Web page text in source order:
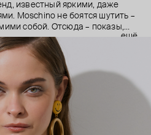
известный яркими, даже
Moschino не боятся шутить –
собой. Отсюда – показы,
событиями, вирусные
Кэти Перри в платье-люстре на
Gala в 2019 году?) и
кандидатами, от
практически
размером с ладонь и будто бы
ещё